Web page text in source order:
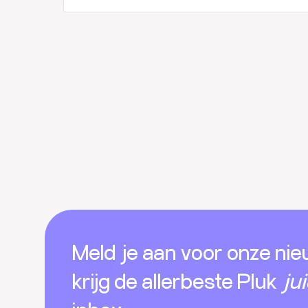
Footer
Meld je aan voor onze
krijg de allerbeste Pluk